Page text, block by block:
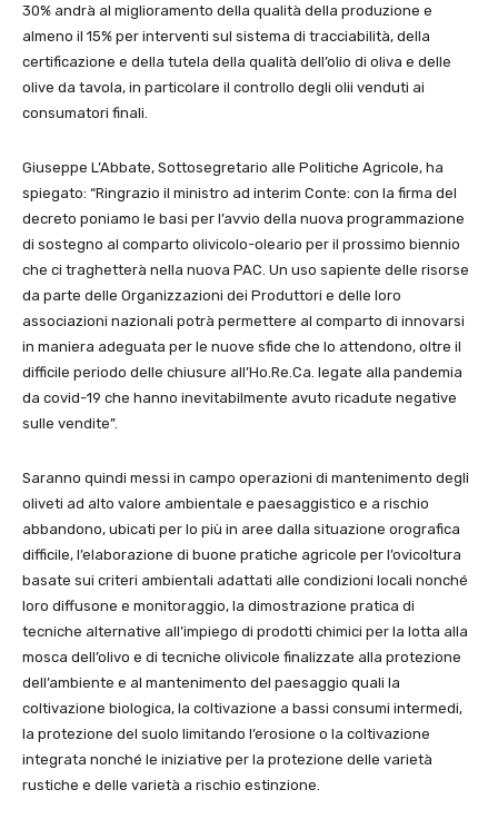
30% andrà al miglioramento della qualità della produzione e
almeno il 15% per interventi sul sistema di tracciabilità, della
certificazione e della tutela della qualità dell’olio di oliva e delle
olive da tavola, in particolare il controllo degli olii venduti ai
consumatori finali.
Giuseppe L’Abbate, Sottosegretario alle Politiche Agricole, ha
spiegato: “Ringrazio il ministro ad interim Conte: con la firma del
decreto poniamo le basi per l’avvio della nuova programmazione
di sostegno al comparto olivicolo-oleario per il prossimo biennio
che ci traghetterà nella nuova PAC. Un uso sapiente delle risorse
da parte delle Organizzazioni dei Produttori e delle loro
associazioni nazionali potrà permettere al comparto di innovarsi
in maniera adeguata per le nuove sfide che lo attendono, oltre il
difficile periodo delle chiusure all’Ho.Re.Ca. legate alla pandemia
da covid-19 che hanno inevitabilmente avuto ricadute negative
sulle vendite”.
Saranno quindi messi in campo operazioni di mantenimento degli
oliveti ad alto valore ambientale e paesaggistico e a rischio
abbandono, ubicati per lo più in aree dalla situazione orografica
difficile, l’elaborazione di buone pratiche agricole per l’ovicoltura
basate sui criteri ambientali adattati alle condizioni locali nonché
loro diffusone e monitoraggio, la dimostrazione pratica di
tecniche alternative all’impiego di prodotti chimici per la lotta alla
mosca dell’olivo e di tecniche olivicole finalizzate alla protezione
dell’ambiente e al mantenimento del paesaggio quali la
coltivazione biologica, la coltivazione a bassi consumi intermedi,
la protezione del suolo limitando l’erosione o la coltivazione
integrata nonché le iniziative per la protezione delle varietà
rustiche e delle varietà a rischio estinzione.